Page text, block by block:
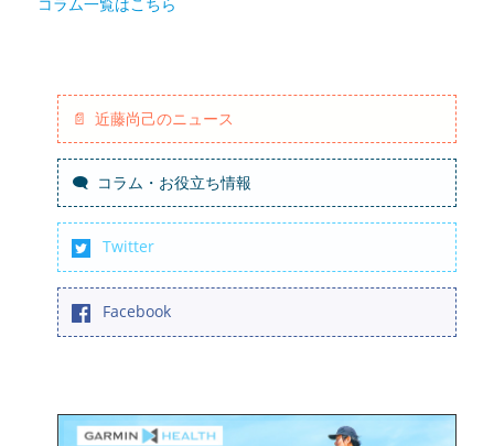
近藤尚己のニュース
コラム・お役立ち情報
Twitter
Facebook